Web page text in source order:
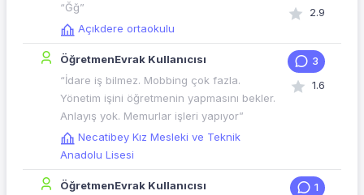
“Ğğ”
Açıkdere ortaokulu
2.9
ÖğretmenEvrak Kullanıcısı
“İdare iş bilmez. Mobbing çok fazla.
Yönetim işini öğretmenin yapmasını bekler.
Anlayış yok. Memurlar işleri yapıyor”
Necatibey Kız Mesleki ve Teknik
Anadolu Lisesi
3
1.6
ÖğretmenEvrak Kullanıcısı
1